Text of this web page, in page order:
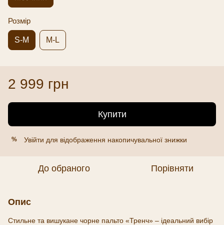
Розмір
S-M M-L
2 999 грн
Купити
% Увійти для відображення накопичувальної знижки
До обраного Порівняти
Опис
Стильне та вишукане чорне пальто «Тренч» – ідеальний вибір